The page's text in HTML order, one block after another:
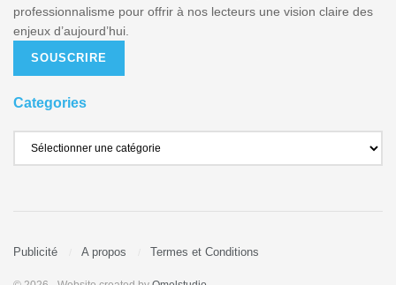
professionnalisme pour offrir à nos lecteurs une vision claire des
enjeux d’aujourd’hui.
SOUSCRIRE
Categories
Publicité A propos Termes et Conditions